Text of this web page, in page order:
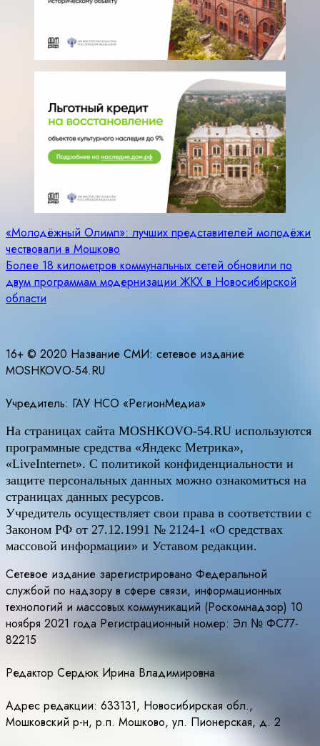
Навигация
по
записям
«Молодёжный Олимп»: лучших представителей молодёжи
чествовали в Мошково
Более 18 километров коммунальных сетей обновили по
двум программам модернизации ЖКХ в Новосибирской
области
16+ © 2020 Название СМИ: cетевое издание
MOSHKOVO-54.RU
Учредитель: ГАУ НСО «РегионМедиа»
На страницах сайта MOSHKOVO-54.RU используются
программные средства «Яндекс Метрика»,
«LiveInternet». С политикой конфиденциальности и
защите персональных данных можно ознакомиться на
страницах данных ресурсов.
Учредитель осуществляет свои права в соответствии с
Законом РФ от 27.12.1991 № 2124-1 «О средствах
массовой информации» и Уставом редакции.
Сетевое издание зарегистрировано Федеральной
службой по надзору в сфере связи, информационных
технологий и массовых коммуникаций (Роскомнадзор) 10
ноября 2021 года Регистрационный номер: Эл № ФС77-
82215
Редактор Сердюк Ирина Владимировна
Адрес редакции: 633131, Новосибирская обл.,
Мошковский р-н, р.п. Мошково, ул. Пионерская, д. 2